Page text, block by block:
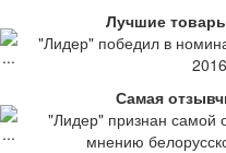
Лучшие
"Лидер" победил в
Самая
"Лидер" признан самой
мнению